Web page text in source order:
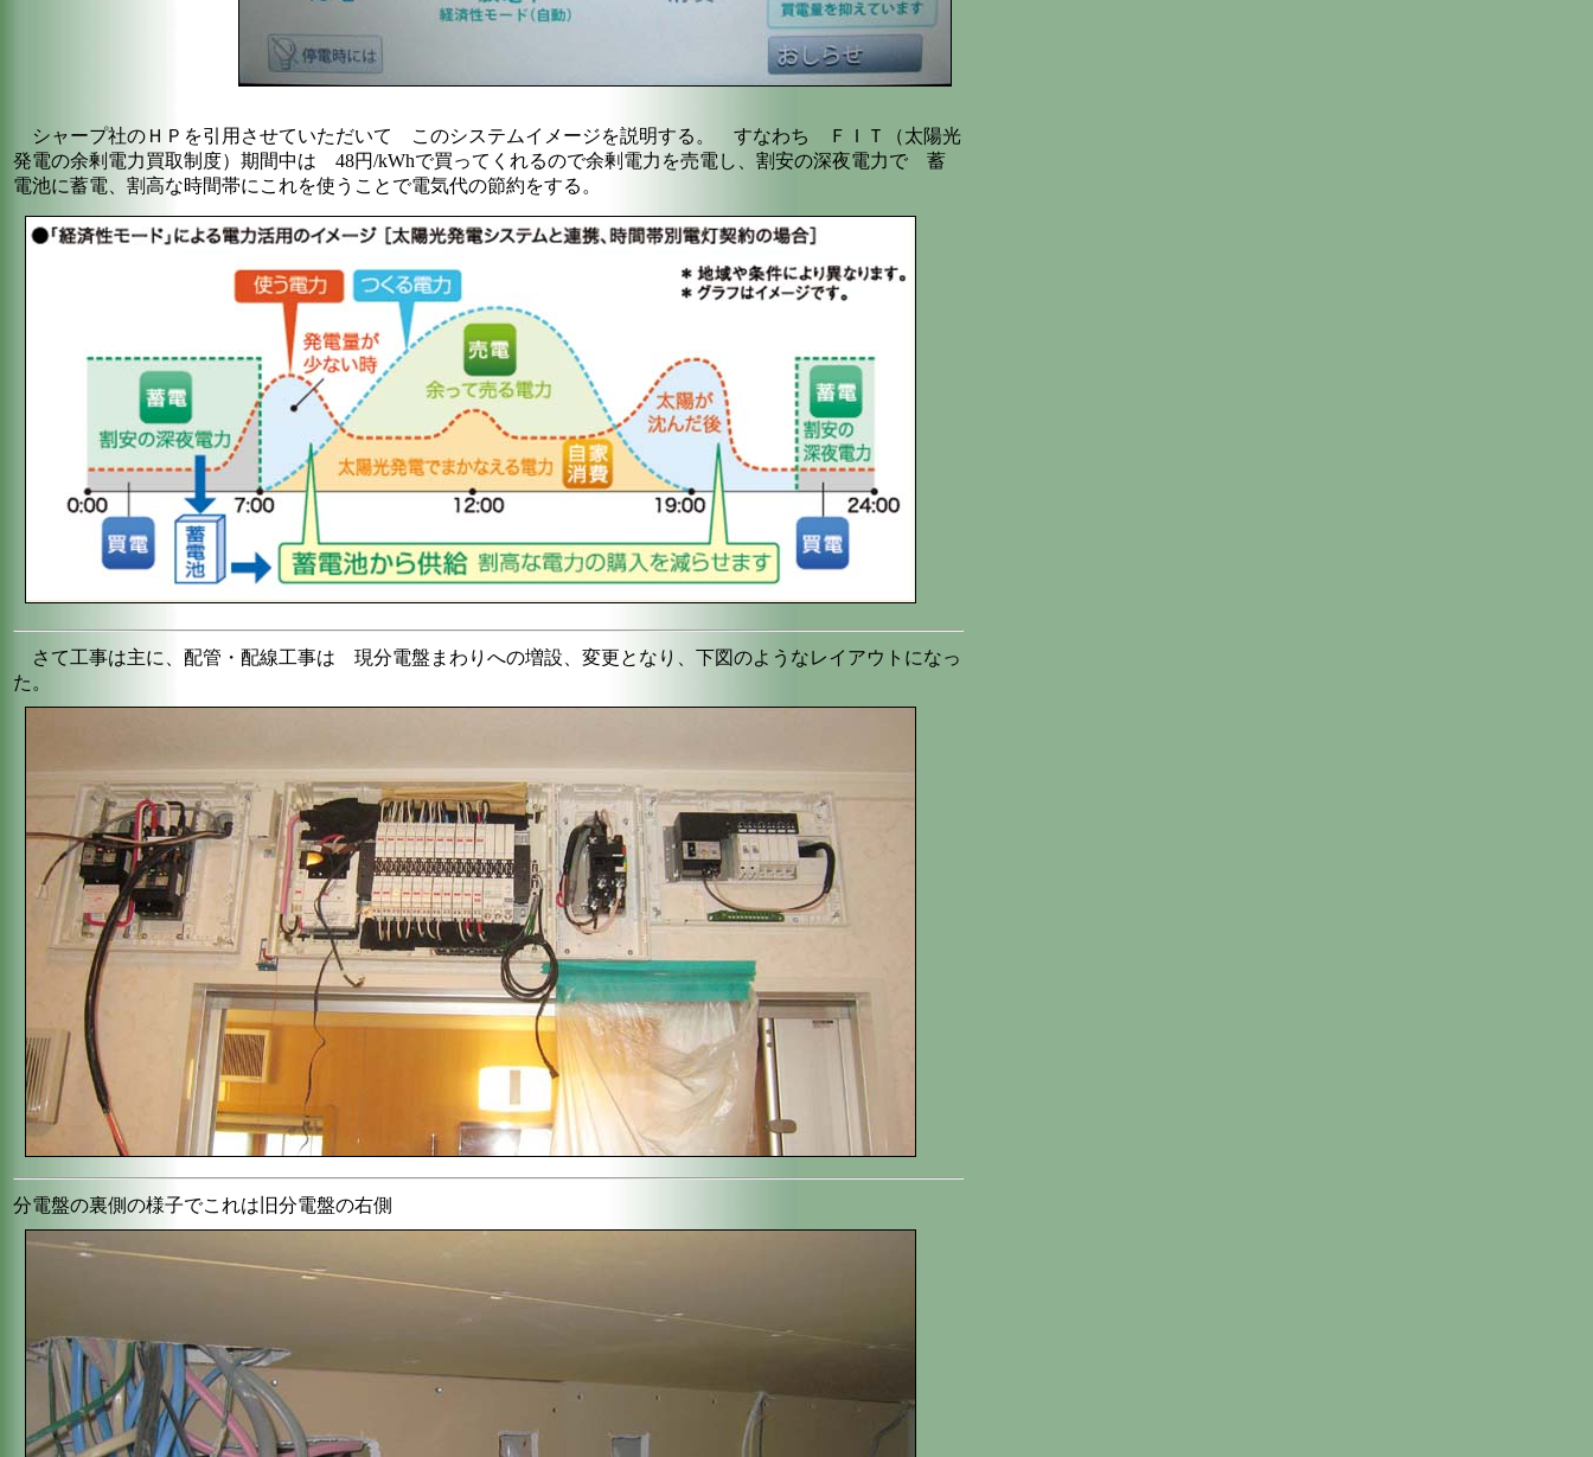
シャープ社のＨＰを引用させていただいて このシステムイメージを説明する。 すなわち ＦＩＴ（太陽光
発電の余剰電力買取制度）期間中は 48円/kWhで買ってくれるので余剰電力を売電し、割安の深夜電力で 蓄
電池に蓄電、割高な時間帯にこれを使うことで電気代の節約をする。
さて工事は主に、配管・配線工事は 現分電盤まわりへの増設、変更となり、下図のようなレイアウトになっ
た。
分電盤の裏側の様子でこれは旧分電盤の右側